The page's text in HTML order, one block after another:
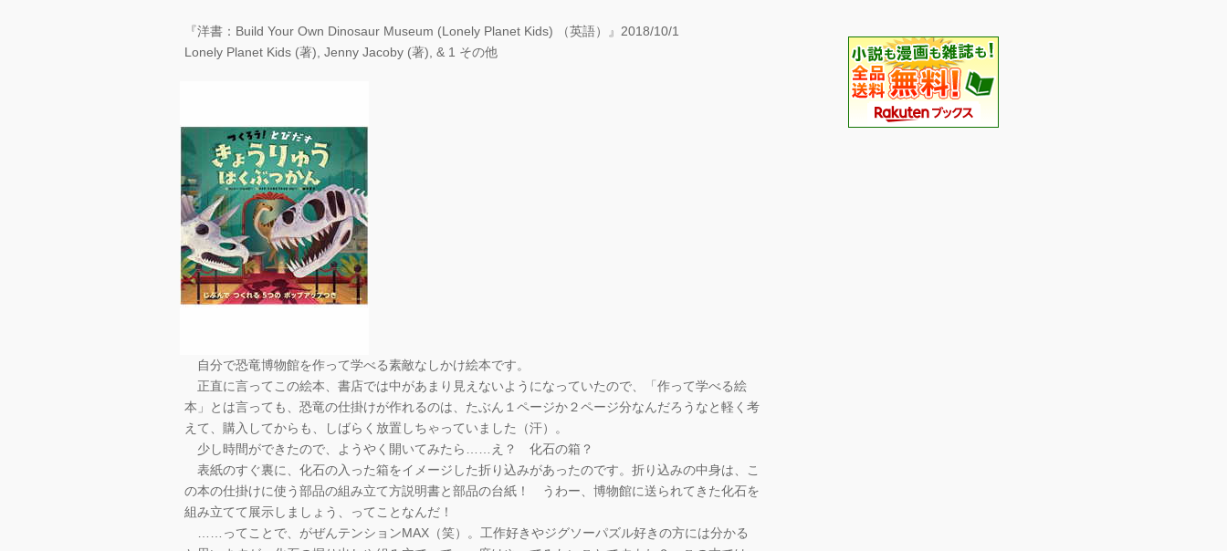
『洋書：Build Your Own Dinosaur Museum (Lonely Planet Kids) （英語）』2018/10/1
Lonely Planet Kids (著), Jenny Jacoby (著), & 1 その他
自分で恐竜博物館を作って学べる素敵なしかけ絵本です。
正直に言ってこの絵本、書店では中があまり見えないようになっていたので、「作って学べる絵
本」とは言っても、恐竜の仕掛けが作れるのは、たぶん１ページか２ページ分なんだろうなと軽く考
えて、購入してからも、しばらく放置しちゃっていました（汗）。
少し時間ができたので、ようやく開いてみたら……え？ 化石の箱？
表紙のすぐ裏に、化石の入った箱をイメージした折り込みがあったのです。折り込みの中身は、こ
の本の仕掛けに使う部品の組み立て方説明書と部品の台紙！ うわー、博物館に送られてきた化石を
組み立てて展示しましょう、ってことなんだ！
……ってことで、がぜんテンションMAX（笑）。工作好きやジグソーパズル好きの方には分かる